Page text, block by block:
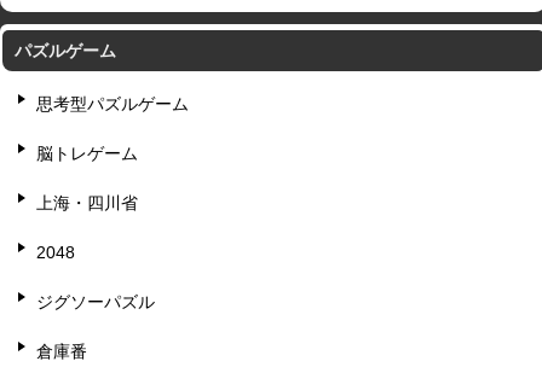
パズルゲーム
思考型パズルゲーム
脳トレゲーム
上海・四川省
2048
ジグソーパズル
倉庫番